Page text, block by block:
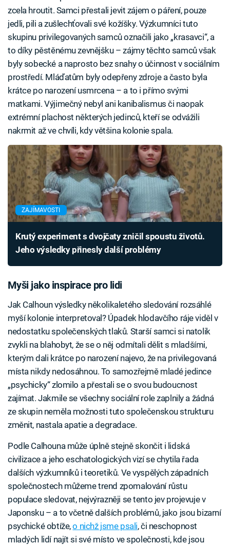
zcela hroutit. Samci přestali jevit zájem o páření, pouze
jedli, pili a zušlechťovali své kožíšky. Výzkumníci tuto
skupinu privilegovaných samců označili jako „krasavci“, a
to díky pěstěnému zevnějšku – zájmy těchto samců však
byly sobecké a naprosto bez snahy o účinnost v sociálním
prostředí. Mláďatům byly odepřeny zdroje a často byla
krátce po narození usmrcena – a to i přímo svými
matkami. Výjimečný nebyl ani kanibalismus či naopak
extrémní plachost některých jedinců, kteří se odvážili
nakrmit až ve chvíli, kdy většina kolonie spala.
ZAJÍMAVOSTI
Krutý experiment s dvojčaty zničil spoustu životů.
Jeho výsledky přinesly další problémy
Myši jako inspirace pro lidi
Jak Calhoun výsledky několikaletého sledování rozsáhlé
myší kolonie interpretoval? Úpadek hlodavčího ráje viděl v
nedostatku společenských tlaků. Starší samci si natolik
zvykli na blahobyt, že se o něj odmítali dělit s mladšími,
kterým dali krátce po narození najevo, že na privilegovaná
místa nikdy nedosáhnou. To samozřejmě mladé jedince
„psychicky“ zlomilo a přestali se o svou budoucnost
zajímat. Jakmile se všechny sociální role zaplnily a žádná
ze skupin neměla možnosti tuto společenskou strukturu
změnit, nastala apatie a degradace.
Podle Calhouna může úplně stejně skončit i lidská
civilizace a jeho eschatologických vizí se chytila řada
dalších výzkumníků i teoretiků. Ve vyspělých západních
společnostech můžeme trend zpomalování růstu
populace sledovat, nejvýrazněji se tento jev projevuje v
Japonsku – a to včetně dalších problémů, jako jsou bizarní
psychické obtíže,o nichž jsme psali, či neschopnost
mladých lidí najít si své místo ve společnosti, kde jsou